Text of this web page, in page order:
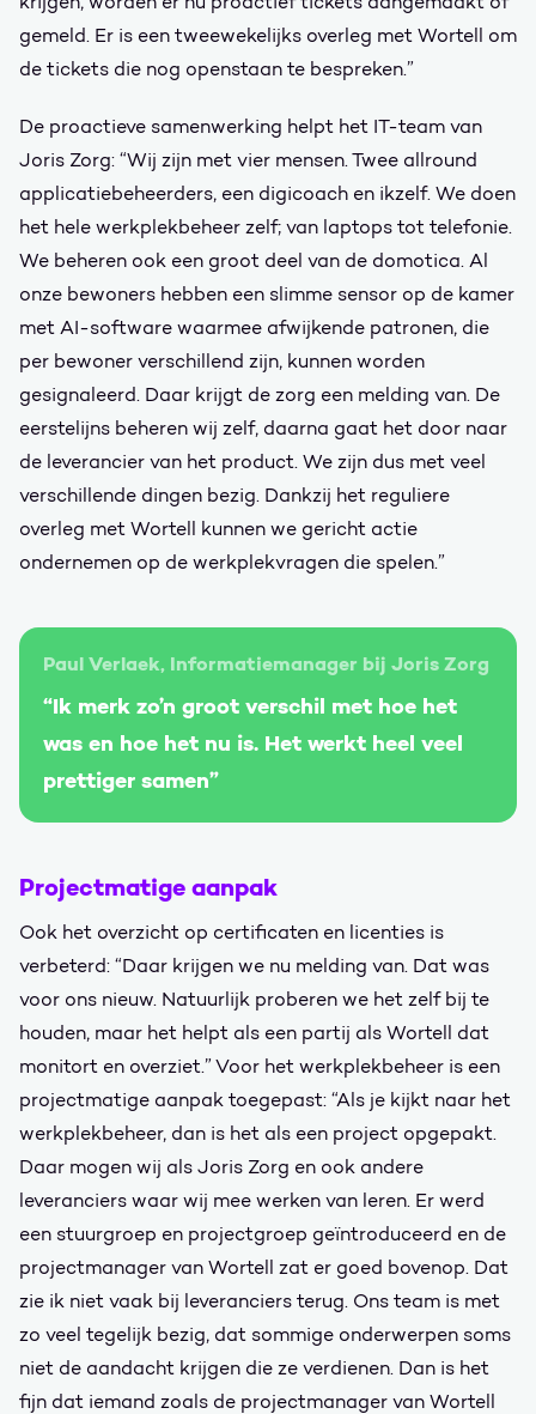
gemeld. Er is een tweewekelijks overleg met Wortell om
de tickets die nog openstaan te bespreken.”
De proactieve samenwerking helpt het IT-team van
Joris Zorg: “Wij zijn met vier mensen. Twee allround
applicatiebeheerders, een digicoach en ikzelf. We doen
het hele werkplekbeheer zelf; van laptops tot telefonie.
We beheren ook een groot deel van de domotica. Al
onze bewoners hebben een slimme sensor op de kamer
met AI-software waarmee afwijkende patronen, die
per bewoner verschillend zijn, kunnen worden
gesignaleerd. Daar krijgt de zorg een melding van. De
eerstelijns beheren wij zelf, daarna gaat het door naar
de leverancier van het product. We zijn dus met veel
verschillende dingen bezig. Dankzij het reguliere
overleg met Wortell kunnen we gericht actie
ondernemen op de werkplekvragen die spelen.”
Paul Verlaek, Informatiemanager bij Joris Zorg
“Ik merk zo’n groot verschil met hoe het
was en hoe het nu is. Het werkt heel veel
prettiger samen”
Projectmatige aanpak
Ook het overzicht op certificaten en licenties is
verbeterd: “Daar krijgen we nu melding van. Dat was
voor ons nieuw. Natuurlijk proberen we het zelf bij te
houden, maar het helpt als een partij als Wortell dat
monitort en overziet.” Voor het werkplekbeheer is een
projectmatige aanpak toegepast: “Als je kijkt naar het
werkplekbeheer, dan is het als een project opgepakt.
Daar mogen wij als Joris Zorg en ook andere
leveranciers waar wij mee werken van leren. Er werd
een stuurgroep en projectgroep geïntroduceerd en de
projectmanager van Wortell zat er goed bovenop. Dat
zie ik niet vaak bij leveranciers terug. Ons team is met
zo veel tegelijk bezig, dat sommige onderwerpen soms
niet de aandacht krijgen die ze verdienen. Dan is het
fijn dat iemand zoals de projectmanager van Wortell